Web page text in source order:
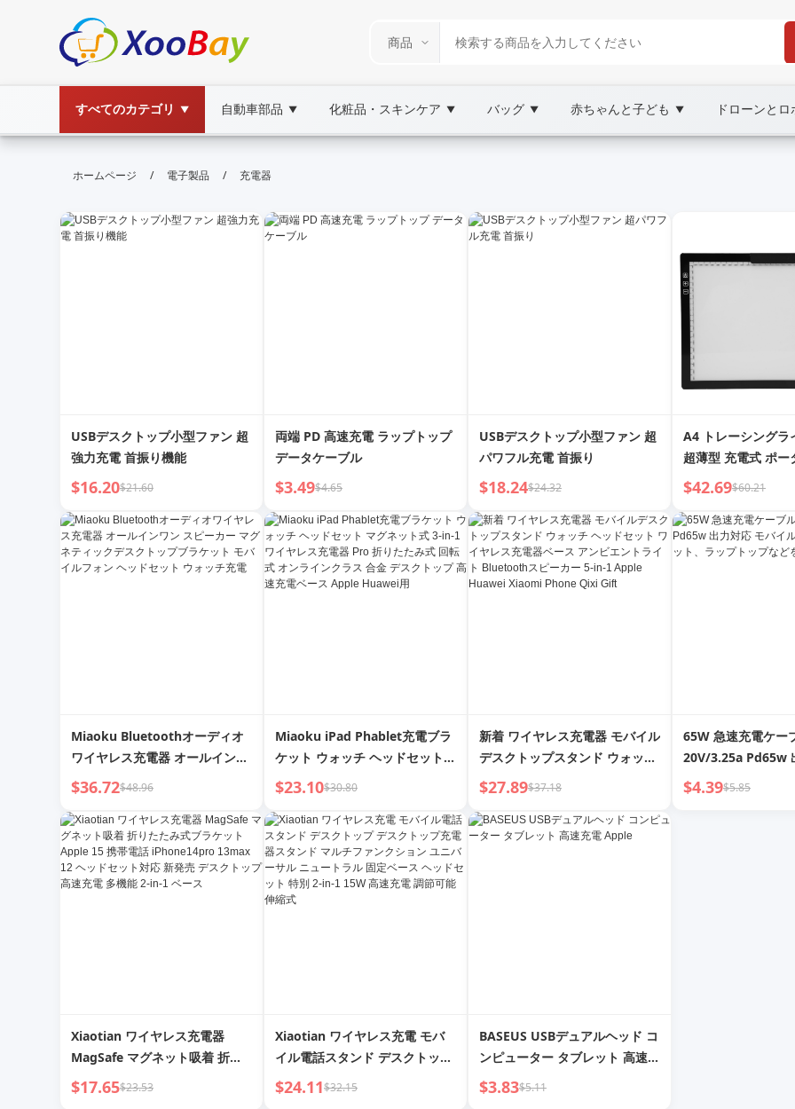
すべてのカテゴリ ▼ 自動車部品 ▼ 化粧品・スキンケア ▼ バッグ ▼ 赤ちゃんと子ども ▼ ドローンとロ
充電器 | XOOBAY B2B/B2C Marketplace
本ページは充電器の選び方、購入時のポイント、人気モデルの比較、最新情報をまとめた総合ガイドです。
ホームページ / 電子製品 / 充電器
USBデスクトップ小型ファン 超
強力充電 首振り機能
$16.20$21.60
両端 PD 高速充電 ラップトップ
データケーブル
$3.49$4.65
USBデスクトップ小型ファン 超
パワフル充電 首振り
$18.24$24.32
A4 トレーシングラ
超薄型 充電式 ポー
レーシング LEDボ
ックス アート 描画
$42.69$60.21
Miaoku Bluetoothオーディオ
ワイヤレス充電器 オールインワ
ン スピーカー マグネティックデ
スクトップブラケット モバイル
フォン ヘッドセット ウォッチ充
電
$36.72$48.96
Miaoku iPad Phablet充電ブラ
ケット ウォッチ ヘッドセット
マグネット式 3-in-1 ワイヤレス
充電器 Pro 折りたたみ式 回転式
オンラインクラス 合金 デスクト
ップ 高速充電ベース Apple
Huawei用
$23.10$30.80
新着 ワイヤレス充電器 モバイル
デスクトップスタンド ウォッチ
ヘッドセット ワイヤレス充電器
ベース アンビエントライト
Bluetoothスピーカー 5-in-1
Apple Huawei Xiaomi Phone
$27.89$37.18
65W 急速充電ケー
20V/3.25a Pd65w
バイルフォン、タブ
ップトップなどを急
$4.39$5.85
Xiaotian ワイヤレス充電器
MagSafe マグネット吸着 折り
たたみ式ブラケット Apple 15
携帯電話 iPhone14pro 13max
$17.65$23.53
Xiaotian ワイヤレス充電 モバ
イル電話スタンド デスクトップ
デスクトップ充電器スタンド マ
ルチファンクション ユニバーサ
$24.11$32.15
BASEUS USBデュアルヘッド コ
ンピューター タブレット 高速充
電 Apple
$3.83$5.11